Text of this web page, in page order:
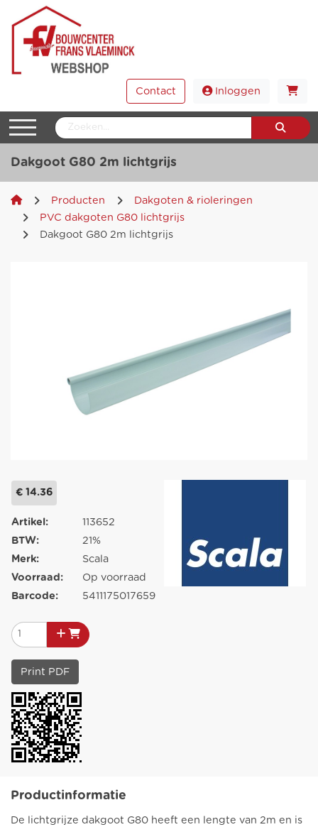
Contact Inloggen
Dakgoot G80 2m lichtgrijs
Producten
Dakgoten & rioleringen
PVC dakgoten G80 lichtgrijs
Dakgoot G80 2m lichtgrijs
€ 14.36
Artikel:
113652
BTW:
21%
Merk:
Scala
Voorraad:
Op voorraad
Barcode:
5411175017659
Print PDF
Productinformatie
De lichtgrijze dakgoot G80 heeft een lengte van 2m en is